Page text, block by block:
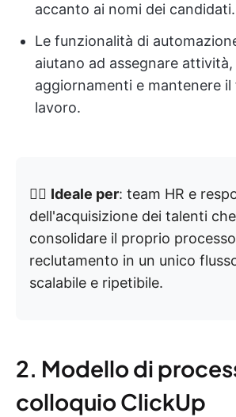
accanto ai nomi dei candidati.
Le funzionalità di
aiutano ad assegnare
aggiornamenti e mantenere il
lavoro.
👉🏼 Ideale per: team HR e
dell'acquisizione dei talenti
consolidare il proprio
reclutamento in un unico
scalabile e ripetibile.
2. Modello di
colloquio ClickUp